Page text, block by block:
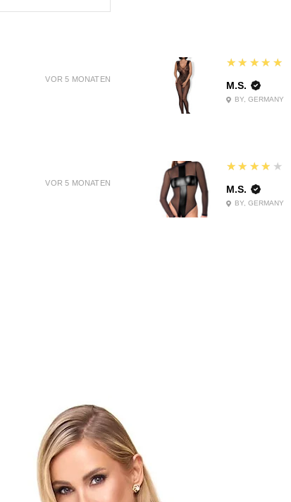
VOR 5 MONATEN
5
★★★★★
M.S.
BY, GERMANY
VOR 5 MONATEN
4
★★★★★
M.S.
BY, GERMANY